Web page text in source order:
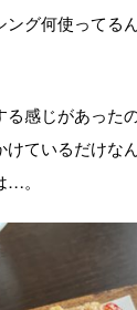
グ何使ってる
感じがあった
ているだけな
。